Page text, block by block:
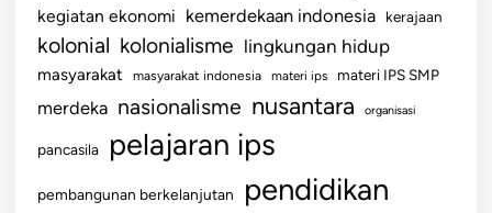
kegiatan ekonomi kemerdekaan indonesia kerajaan
kolonial kolonialisme lingkungan hidup
masyarakat masyarakat indonesia materi ips materi IPS SMP
merdeka nasionalisme nusantara organisasi
pancasila pelajaran ips
pembangunan berkelanjutan pendidikan